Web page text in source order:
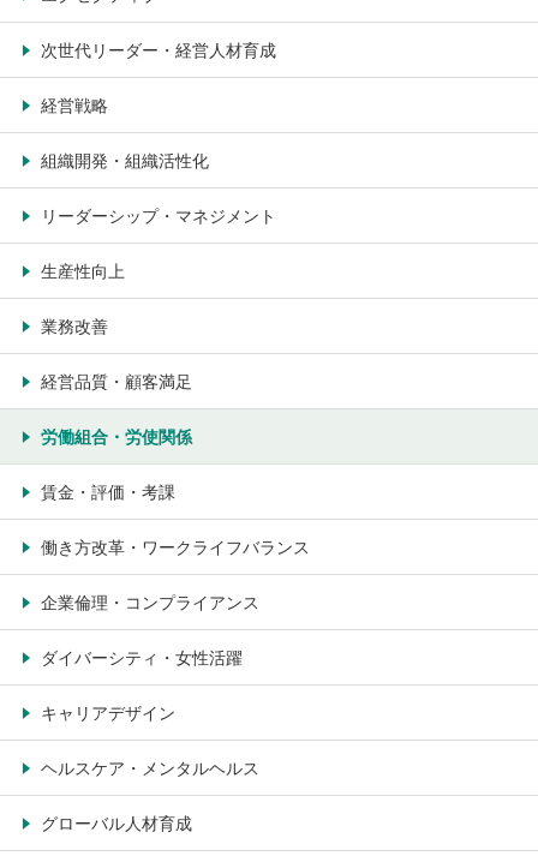
次世代リーダー・経営人材育成
経営戦略
組織開発・組織活性化
リーダーシップ・マネジメント
生産性向上
業務改善
経営品質・顧客満足
労働組合・労使関係
賃金・評価・考課
働き方改革・ワークライフバランス
企業倫理・コンプライアンス
ダイバーシティ・女性活躍
キャリアデザイン
ヘルスケア・メンタルヘルス
グローバル人材育成